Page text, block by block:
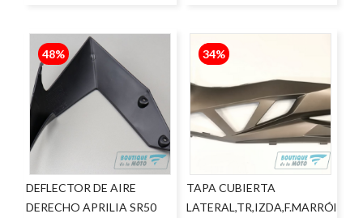
48%
DEFLECTOR DE AIRE
DERECHO APRILIA SR50
34%
TAPA CUBIERTA
LATERAL,TR,IZDA,F.MARRÓN